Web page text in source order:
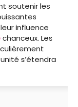
soutenir les
influence
chanceux. Les
s’étendra